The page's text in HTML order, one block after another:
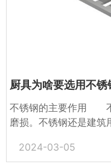
厨具为啥要选用不锈
不锈钢的主要作用 不
磨损。不锈钢还是建筑
地保...
2024-03-05